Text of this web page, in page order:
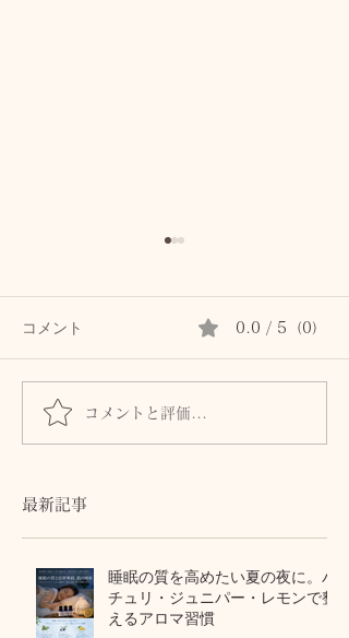
首専用クリームは続かな
かった私が、植物油で続
区別しないアロマスキン
コメント 0.0 / 5（0）
コメントと評価...
最新記事
睡眠の質を高めたい夏の夜に。パ
チュリ・ジュニパー・レモンで整
えるアロマ習慣